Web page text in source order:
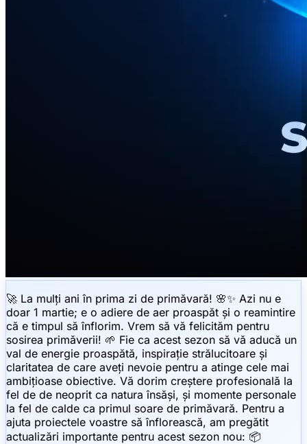
🚀 La mulți ani în prima zi de primăvară! 🌸✨ Azi nu e
doar 1 martie; e o adiere de aer proaspăt și o reamintire
că e timpul să înflorim. Vrem să vă felicităm pentru
sosirea primăverii! 🌱 Fie ca acest sezon să vă aducă un
val de energie proaspătă, inspirație strălucitoare și
claritatea de care aveți nevoie pentru a atinge cele mai
ambițioase obiective. Vă dorim creștere profesională la
fel de de neoprit ca natura însăși, și momente personale
la fel de calde ca primul soare de primăvară. Pentru a
ajuta proiectele voastre să înflorească, am pregătit
actualizări importante pentru acest sezon nou: 📦